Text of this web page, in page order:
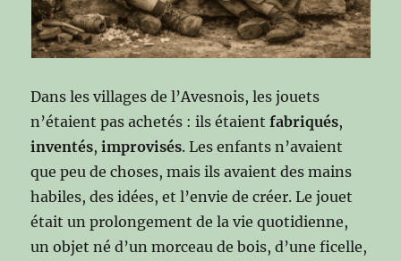
Dans les villages de l’Avesnois, les jouets
n’étaient pas achetés : ils étaientfabriqués,
inventés,improvisés. Les enfants n’avaient
que peu de choses, mais ils avaient des mains
habiles, des idées, et l’envie de créer. Le jouet
était un prolongement de la vie quotidienne,
un objet né d’un morceau de bois, d’une ficelle,